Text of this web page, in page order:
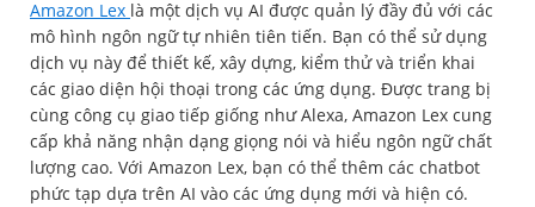
Amazon Lex là một dịch vụ AI được quản lý đầy đủ với các
mô hình ngôn ngữ tự nhiên tiên tiến. Bạn có thể sử dụng
dịch vụ này để thiết kế, xây dựng, kiểm thử và triển khai
các giao diện hội thoại trong các ứng dụng. Được trang bị
cùng công cụ giao tiếp giống như Alexa, Amazon Lex cung
cấp khả năng nhận dạng giọng nói và hiểu ngôn ngữ chất
lượng cao. Với Amazon Lex, bạn có thể thêm các chatbot
phức tạp dựa trên AI vào các ứng dụng mới và hiện có.